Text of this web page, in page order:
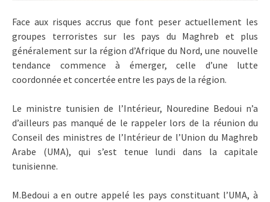
Face aux risques accrus que font peser actuellement les
groupes terroristes sur les pays du Maghreb et plus
généralement sur la région d’Afrique du Nord, une nouvelle
tendance commence à émerger, celle d’une lutte
coordonnée et concertée entre les pays de la région.
Le ministre tunisien de l’Intérieur, Nouredine Bedoui n’a
d’ailleurs pas manqué de le rappeler lors de la réunion du
Conseil des ministres de l’Intérieur de l’Union du Maghreb
Arabe (UMA), qui s’est tenue lundi dans la capitale
tunisienne.
M.Bedoui a en outre appelé les pays constituant l’UMA, à